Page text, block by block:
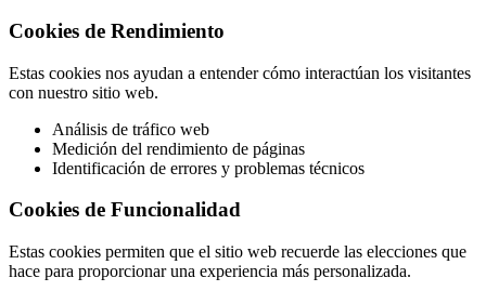
Cookies de Rendimiento
Estas cookies nos ayudan a entender cómo interactúan los visitantes
con nuestro sitio web.
Análisis de tráfico web
Medición del rendimiento de páginas
Identificación de errores y problemas técnicos
Cookies de Funcionalidad
Estas cookies permiten que el sitio web recuerde las elecciones que
hace para proporcionar una experiencia más personalizada.